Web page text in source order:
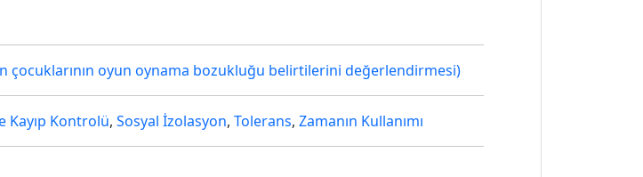
çocuklarının oyun oynama bozukluğu belirtilerini değerlendirmesi)
Kayıp Kontrolü, Sosyal İzolasyon, Tolerans, Zamanın Kullanımı